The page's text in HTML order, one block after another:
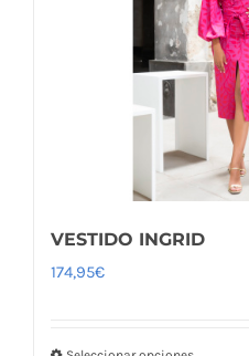
VESTIDO INGRID
174,95€